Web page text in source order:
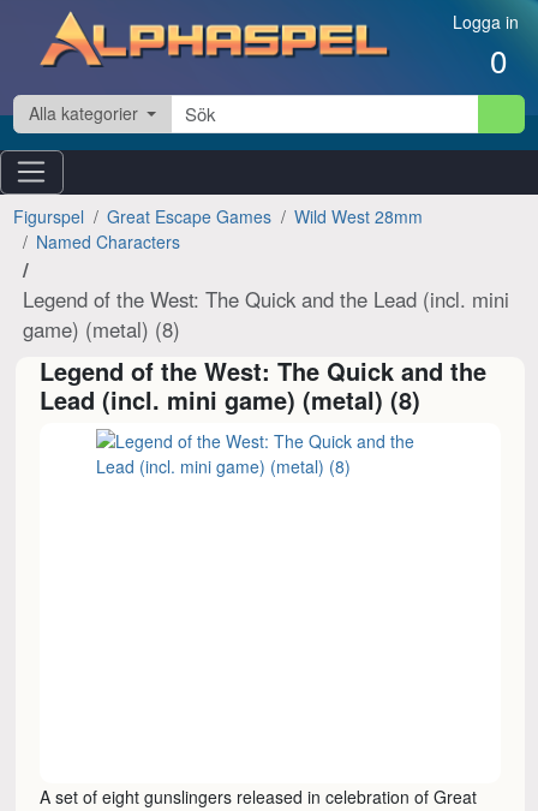
Hoppa till innehåll Logga in
0
Alla kategorier
Figurspel Great Escape Games
Wild West 28mm
Named Characters
Legend of the West: The Quick and the Lead (incl. mini
game) (metal) (8)
Legend of the West: The Quick and the
Lead (incl. mini game) (metal) (8)
A set of eight gunslingers released in celebration of Great